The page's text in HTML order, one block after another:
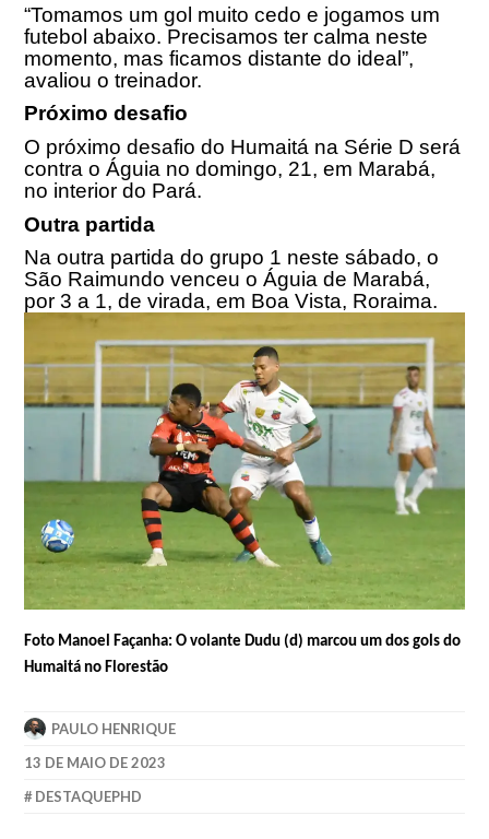
“Tomamos um gol muito cedo e jogamos um
futebol abaixo. Precisamos ter calma neste
momento, mas ficamos distante do ideal”,
avaliou o treinador.
Próximo desafio
O próximo desafio do Humaitá na Série D será
contra o Águia no domingo, 21, em Marabá,
no interior do Pará.
Outra partida
Na outra partida do grupo 1 neste sábado, o
São Raimundo venceu o Águia de Marabá,
por 3 a 1, de virada, em Boa Vista, Roraima.
Foto Manoel Façanha: O volante Dudu (d) marcou um dos gols do
Humaitá no Florestão
PAULO HENRIQUE
13 DE MAIO DE 2023
DESTAQUEPHD